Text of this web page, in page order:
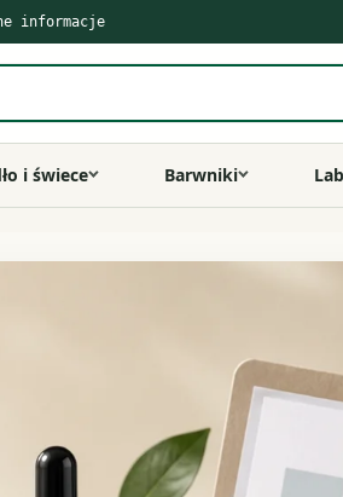
informacje
i świece Barwniki